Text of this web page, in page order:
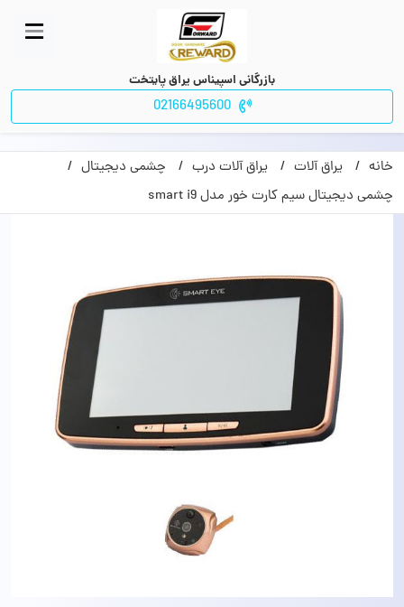
بازرگانی اسپیناس یراق پایتخت
02166495600
خانه یراق آلات یراق آلات درب
چشمی دیجیتال
چشمی دیجیتال سیم کارت خور مدل smart i9